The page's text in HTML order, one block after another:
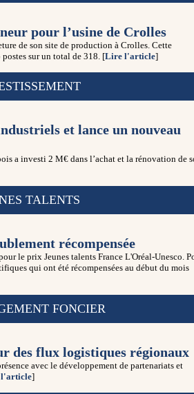
pour l’usine de Crolles
de son site de production à Crolles. Cette
sur un total de 318. [Lire l'article]
et lance un nouveau
a investi 2 M€ dans l’achat et la rénovation de
TALENTS
récompensée
le prix Jeunes talents France L'Oréal-Unesco.
qui ont été récompensées au début du mois
FONCIER
des flux logistiques régionaux
avec le développement de partenariats et
]